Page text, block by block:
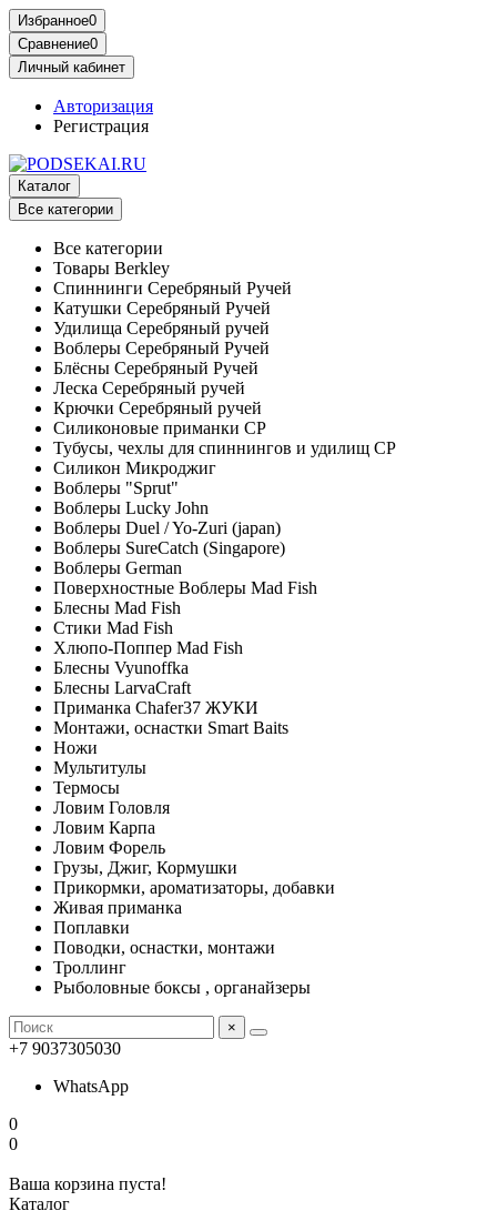
Избранное0
Сравнение0
Личный кабинет
Авторизация
Регистрация
Каталог
Все категории
Все категории
Товары Berkley
Спиннинги Серебряный Ручей
Катушки Серебряный Ручей
Удилища Серебряный ручей
Воблеры Серебряный Ручей
Блёсны Серебряный Ручей
Леска Серебряный ручей
Крючки Серебряный ручей
Силиконовые приманки СР
Тубусы, чехлы для спиннингов и удилищ СР
Силикон Микроджиг
Воблеры "Sprut"
Воблеры Lucky John
Воблеры Duel / Yo-Zuri (japan)
Воблеры SureCatch (Singapore)
Воблеры German
Поверхностные Воблеры Mad Fish
Блесны Mad Fish
Стики Mad Fish
Хлюпо-Поппер Mad Fish
Блесны Vyunoffka
Блесны LarvaCraft
Приманка Chafer37 ЖУКИ
Монтажи, оснастки Smart Baits
Ножи
Мультитулы
Термосы
Ловим Головля
Ловим Карпа
Ловим Форель
Грузы, Джиг, Кормушки
Прикормки, ароматизаторы, добавки
Живая приманка
Поплавки
Поводки, оснастки, монтажи
Троллинг
Рыболовные боксы , органайзеры
×
+7 9037305030
WhatsApp
0
0
Ваша корзина пуста!
Каталог